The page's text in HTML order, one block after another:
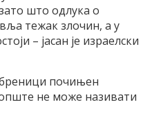
што одлука о
тежак злочин, а у
– јасан је израелски
почињен
не може називати